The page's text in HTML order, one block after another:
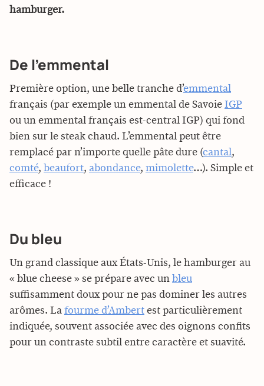
hamburger.
De l’emmental
Première option, une belle tranche d’emmental
français (par exemple un emmental de Savoie IGP
ou un emmental français est-central IGP) qui fond
bien sur le steak chaud. L’emmental peut être
remplacé par n’importe quelle pâte dure (cantal,
comté, beaufort, abondance, mimolette…). Simple et
efficace !
Du bleu
Un grand classique aux États-Unis, le hamburger au
« blue cheese » se prépare avec un bleu
suffisamment doux pour ne pas dominer les autres
arômes. La fourme d’Ambert est particulièrement
indiquée, souvent associée avec des oignons confits
pour un contraste subtil entre caractère et suavité.